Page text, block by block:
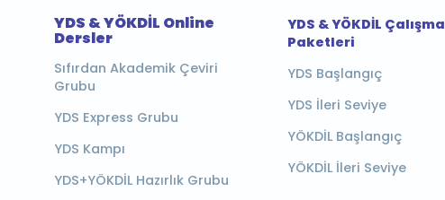
YDS & YÖKDİL Online
Dersler
Sıfırdan Akademik Çeviri
Grubu
YDS Express Grubu
YDS Kampı
YDS+YÖKDİL Hazırlık Grubu
YDS & YÖKDİL Çalışma
Paketleri
YDS Başlangıç
YDS İleri Seviye
YÖKDİL Başlangıç
YÖKDİL İleri Seviye